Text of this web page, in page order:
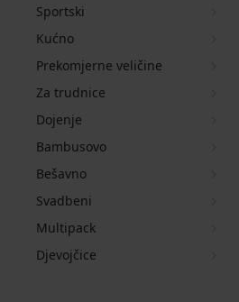
Sportski
Kućno
Prekomjerne veličine
Za trudnice
Dojenje
Bambusovo
Bešavno
Svadbeni
Multipack
Djevojčice